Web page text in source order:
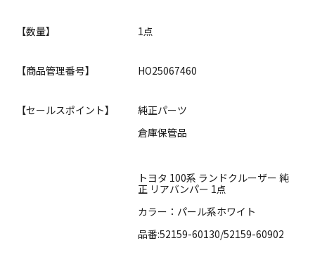
【数量】 1点
【商品管理番号】 HO25067460
【セールスポイント】
純正パーツ
倉庫保管品
トヨタ 100系 ランドクルーザー 純
正 リアバンパー 1点
カラー：パール系ホワイト
品番:52159-60130/52159-60902